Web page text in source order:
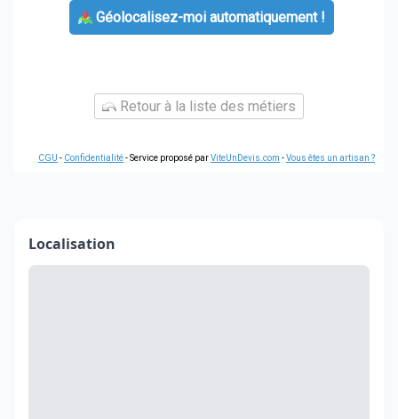
Géolocalisez-moi automatiquement !
Retour à la liste des métiers
CGU - Confidentialité- Service proposé parViteUnDevis.com -Vous êtes un artisan ?
Localisation